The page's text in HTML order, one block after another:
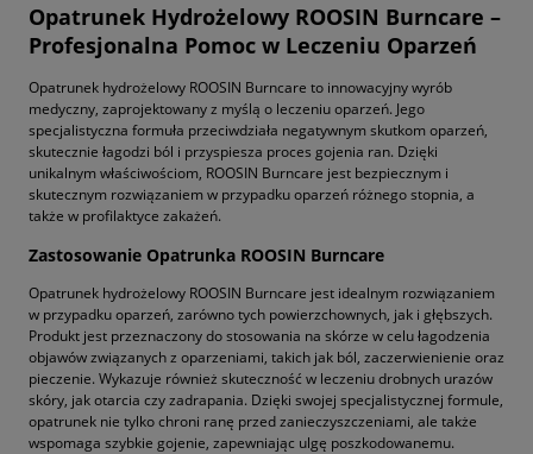
Opatrunek Hydrożelowy ROOSIN Burncare –
Profesjonalna Pomoc w Leczeniu Oparzeń
Opatrunek hydrożelowy ROOSIN Burncare to innowacyjny wyrób
medyczny, zaprojektowany z myślą o leczeniu oparzeń. Jego
specjalistyczna formuła przeciwdziała negatywnym skutkom oparzeń,
skutecznie łagodzi ból i przyspiesza proces gojenia ran. Dzięki
unikalnym właściwościom, ROOSIN Burncare jest bezpiecznym i
skutecznym rozwiązaniem w przypadku oparzeń różnego stopnia, a
także w profilaktyce zakażeń.
Zastosowanie Opatrunka ROOSIN Burncare
Opatrunek hydrożelowy ROOSIN Burncare jest idealnym rozwiązaniem
w przypadku oparzeń, zarówno tych powierzchownych, jak i głębszych.
Produkt jest przeznaczony do stosowania na skórze w celu łagodzenia
objawów związanych z oparzeniami, takich jak ból, zaczerwienienie oraz
pieczenie. Wykazuje również skuteczność w leczeniu drobnych urazów
skóry, jak otarcia czy zadrapania. Dzięki swojej specjalistycznej formule,
opatrunek nie tylko chroni ranę przed zanieczyszczeniami, ale także
wspomaga szybkie gojenie, zapewniając ulgę poszkodowanemu.